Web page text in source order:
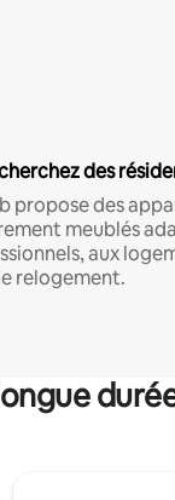
des
propose des
meublés
aux
relogement.